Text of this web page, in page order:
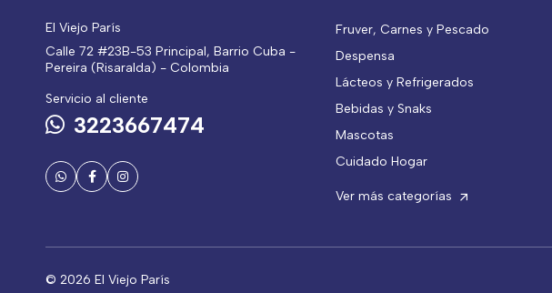
El Viejo París
Calle 72 #23B-53 Principal, Barrio Cuba -
Pereira (Risaralda) - Colombia
Servicio al cliente
3223667474
Fruver, Carnes y Pescado
Despensa
Lácteos y Refrigerados
Bebidas y Snaks
Mascotas
Cuidado Hogar
Ver más categorías
© 2026 El Viejo París